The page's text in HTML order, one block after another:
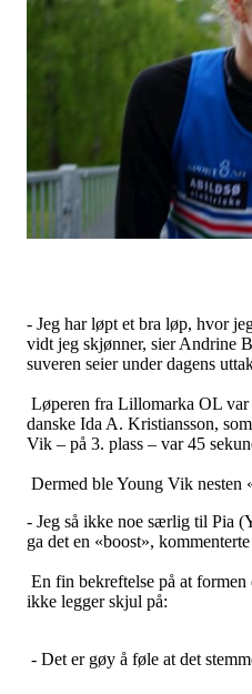
- Jeg har løpt et bra løp, hvor
vidt jeg skjønner, sier Andrine
suveren seier under dagens
Løperen fra Lillomarka OL var
danske Ida A. Kristiansson,
Vik – på 3. plass – var 45
Dermed ble Young Vik nesten
- Jeg så ikke noe særlig til Pia
ga det en «boost»,
En fin bekreftelse på at
ikke legger skjul på:
- Det er gøy å føle at det